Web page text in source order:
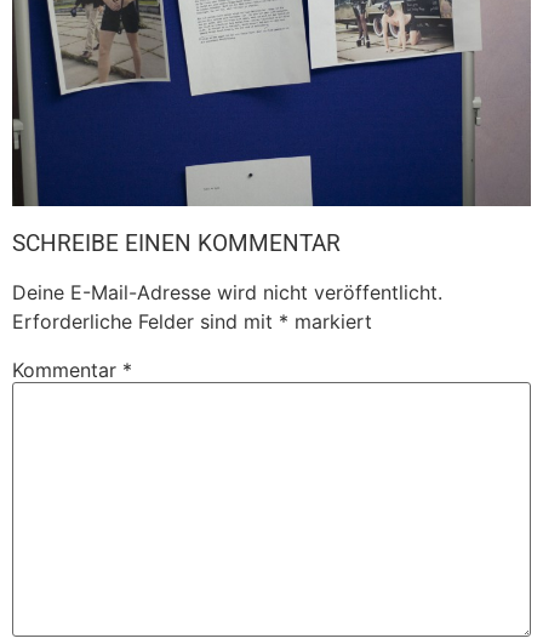
SCHREIBE EINEN KOMMENTAR
Deine E-Mail-Adresse wird nicht veröffentlicht.
Erforderliche Felder sind mit * markiert
Kommentar *